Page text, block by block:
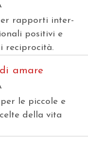
rapporti inter-
positivi e
reciprocità.
amare
le piccole e
della vita